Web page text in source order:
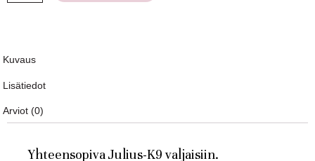
Kuvaus
Lisätiedot
Arviot (0)
Yhteensopiva Julius-K9 valjaisiin.